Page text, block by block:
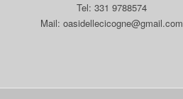
Tel: 331 9788574
Mail: oasidellecicogne@gmail.com